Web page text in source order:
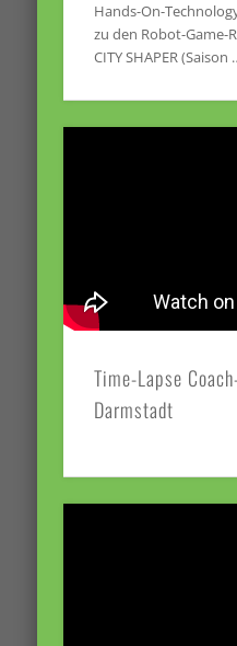
Hands-On-
zu den Robot-Game-
CITY SHAPER (Saison
Time-Lapse
Darmstadt